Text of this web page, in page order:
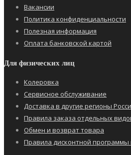
Вакансии
Политика конфиденциальности
Полезная информация
Оплата банковской картой
Для физических лиц
Колеровка
Сервисное обслуживание
Доставка в другие регионы
Правила заказа отдельных
Обмен и возврат товара
Правила дисконтной программы